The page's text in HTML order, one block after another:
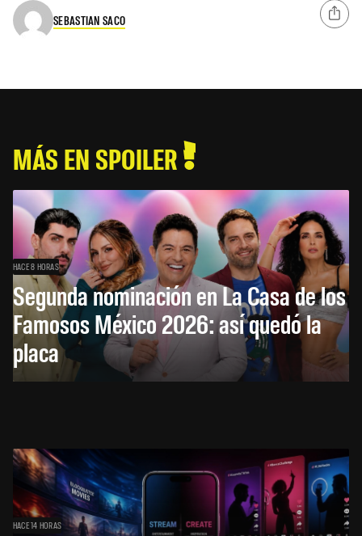
SEBASTIAN SACO
MÁS EN SPOILER
HACE 8 HORAS
Segunda nominación en La Casa de los
Famosos México 2026: así quedó la
placa
HACE 14 HORAS